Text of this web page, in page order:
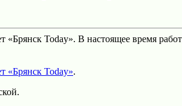
«Брянск Today». В настоящее время
«Брянск Today».